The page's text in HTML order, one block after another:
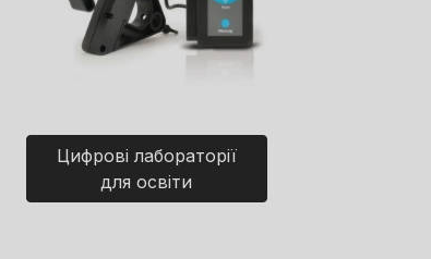
Цифрові лабораторії
для освіти